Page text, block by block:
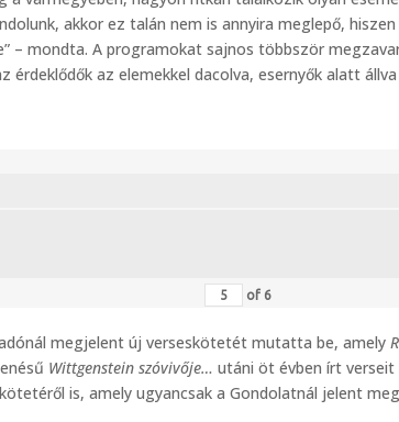
akkor ez talán nem is annyira meglepő,
– mondta. A programokat sajnos többször
érdeklődők az elemekkel dacolva, esernyők alatt
of 6
megjelent új verseskötetét mutatta be, amely
Wittgenstein szóvivője… utáni öt évben írt
is, amely ugyancsak a Gondolatnál jelent